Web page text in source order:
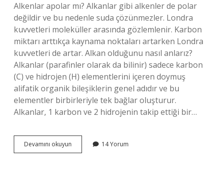
Alkenlar apolar mı? Alkanlar gibi alkenler de polar
değildir ve bu nedenle suda çözünmezler. Londra
kuvvetleri moleküller arasında gözlemlenir. Karbon
miktarı arttıkça kaynama noktaları artarken Londra
kuvvetleri de artar. Alkan olduğunu nasıl anlarız?
Alkanlar (parafinler olarak da bilinir) sadece karbon
(C) ve hidrojen (H) elementlerini içeren doymuş
alifatik organik bileşiklerin genel adıdır ve bu
elementler birbirleriyle tek bağlar oluşturur.
Alkanlar, 1 karbon ve 2 hidrojenin takip ettiği bir…
Devamını okuyun
Mı
14 Yorum